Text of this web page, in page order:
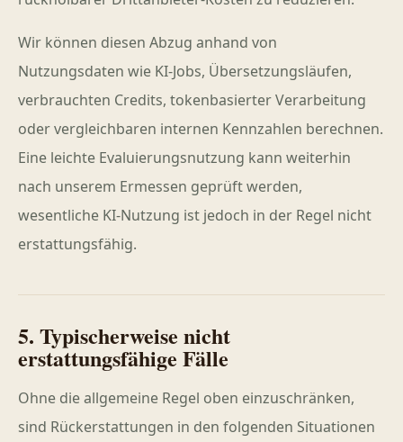
Wir können diesen Abzug anhand von
Nutzungsdaten wie KI-Jobs, Übersetzungsläufen,
verbrauchten Credits, tokenbasierter Verarbeitung
oder vergleichbaren internen Kennzahlen berechnen.
Eine leichte Evaluierungsnutzung kann weiterhin
nach unserem Ermessen geprüft werden,
wesentliche KI-Nutzung ist jedoch in der Regel nicht
erstattungsfähig.
5. Typischerweise nicht
erstattungsfähige Fälle
Ohne die allgemeine Regel oben einzuschränken,
sind Rückerstattungen in den folgenden Situationen